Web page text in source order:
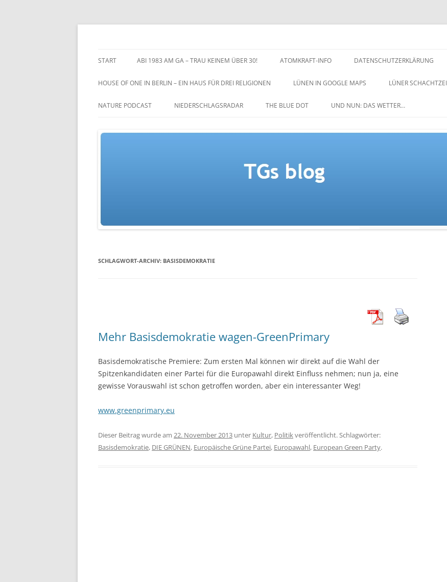
Zum
START ABI 1983 AM GA – TRAU KEINEM ÜBER 30! ATOMKRAFT-INFO DATENSCHUTZERKLÄRUNG
HOUSE OF ONE IN BERLIN – EIN HAUS FÜR DREI RELIGIONEN LÜNEN IN GOOGLE MAPS LÜNER
NACHTZEICHEN-
NATURE PODCAST NIEDERSCHLAGSRADAR THE BLUE DOT UND NUN: DAS WETTER…
SCHLAGWORT-ARCHIV: BASISDEMOKRATIE
Mehr Basisdemokratie wagen-GreenPrimary
Basisdemokratische Premiere: Zum ersten Mal können wir direkt auf die Wahl der
Spitzenkandidaten einer Partei für die Europawahl direkt Einfluss nehmen; nun ja, eine
gewisse Vorauswahl ist schon getroffen worden, aber ein interessanter Weg!
www.greenprimary.eu
Dieser Beitrag wurde am 22. November 2013 unter Kultur, Politikveröffentlicht. Schlagwörter:
Basisdemokratie, DIE GRÜNEN, Europäische Grüne Partei, Europawahl, European Green Party.